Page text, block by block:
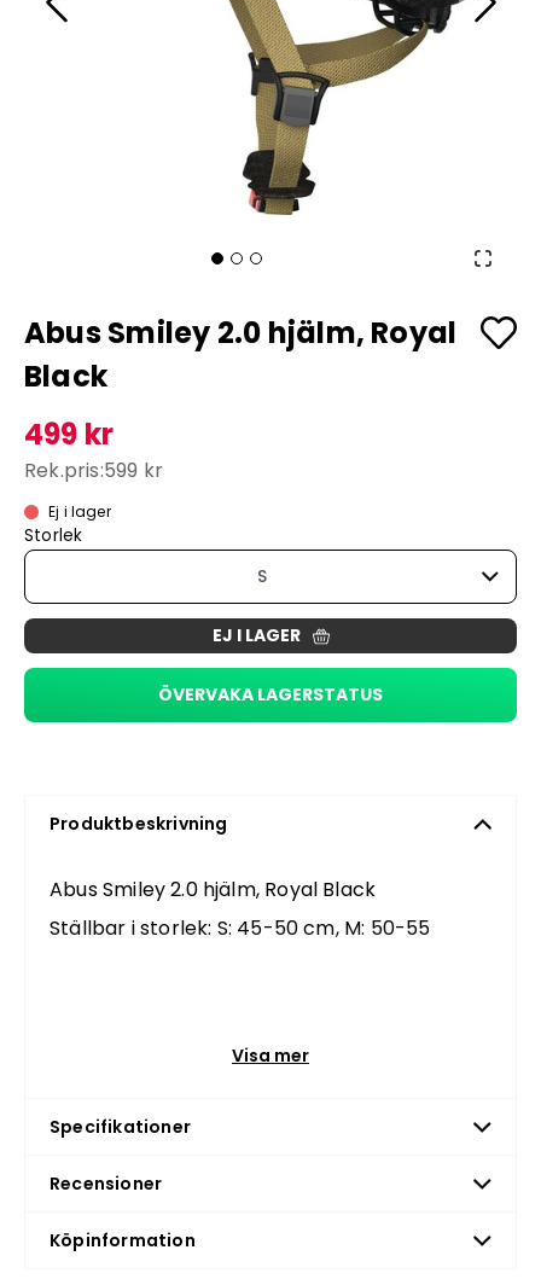
Abus Smiley 2.0 hjälm, Royal
Black
499 kr
Rek.pris:599 kr
Ej i lager
Storlek
S
EJ I LAGER
ÖVERVAKA LAGERSTATUS
Produktbeskrivning
Abus Smiley 2.0 hjälm, Royal Black
Ställbar i storlek: S: 45-50 cm, M: 50-55
In-Mold för hållbar sammansättning av
hjälmmaterialet (EPS)
Förlängd skumplast skärm för
Visa mer
Specifikationer
Recensioner
Köpinformation